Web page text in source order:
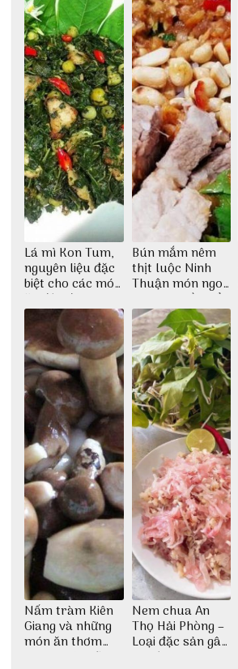
Lá mì Kon Tum,
nguyên liệu đặc
biệt cho các món
ăn độc đáo
Bún mắm nêm
thịt luộc Ninh
Thuận món ngon
dân dã miền biển
Nấm tràm Kiên
Giang và những
món ăn thơm
ngon khó cưỡng
Nem chua An
Thọ Hải Phòng –
Loại đặc sản gây
nghiện